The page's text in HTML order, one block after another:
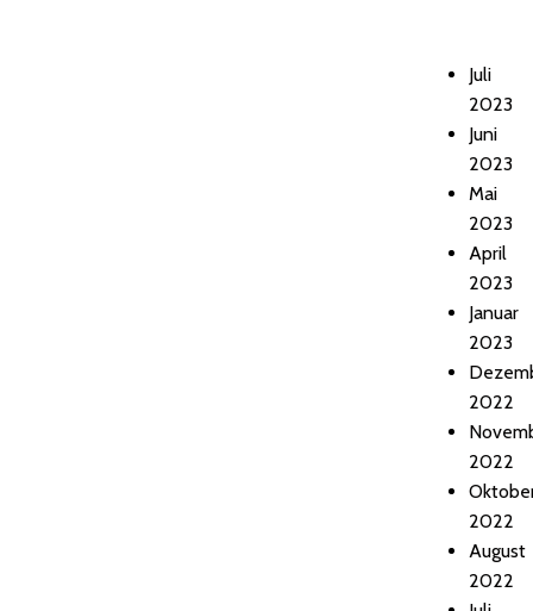
Juli
2023
Juni
2023
Mai
2023
April
2023
Januar
2023
2022
2022
2022
August
2022